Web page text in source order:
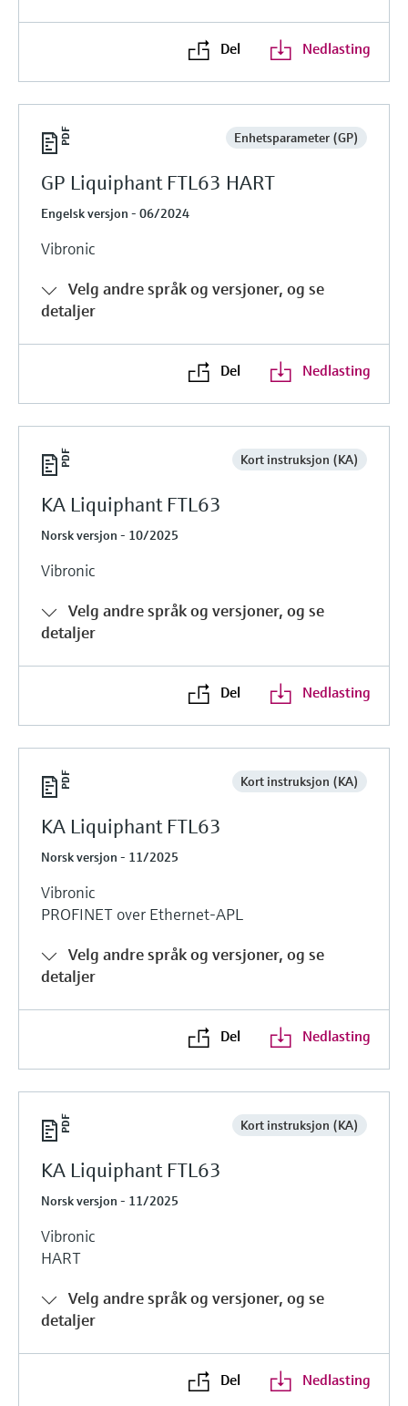
Del Nedlasting
Enhetsparameter (GP)
GP Liquiphant FTL63 HART
Engelsk versjon - 06/2024
Vibronic
Velg andre språk og versjoner, og se
detaljer
Del Nedlasting
Kort instruksjon (KA)
KA Liquiphant FTL63
Norsk versjon - 10/2025
Vibronic
Velg andre språk og versjoner, og se
detaljer
Del Nedlasting
Kort instruksjon (KA)
KA Liquiphant FTL63
Norsk versjon - 11/2025
Vibronic
PROFINET over Ethernet-APL
Velg andre språk og versjoner, og se
detaljer
Del Nedlasting
Kort instruksjon (KA)
KA Liquiphant FTL63
Norsk versjon - 11/2025
Vibronic
HART
Velg andre språk og versjoner, og se
detaljer
Del Nedlasting